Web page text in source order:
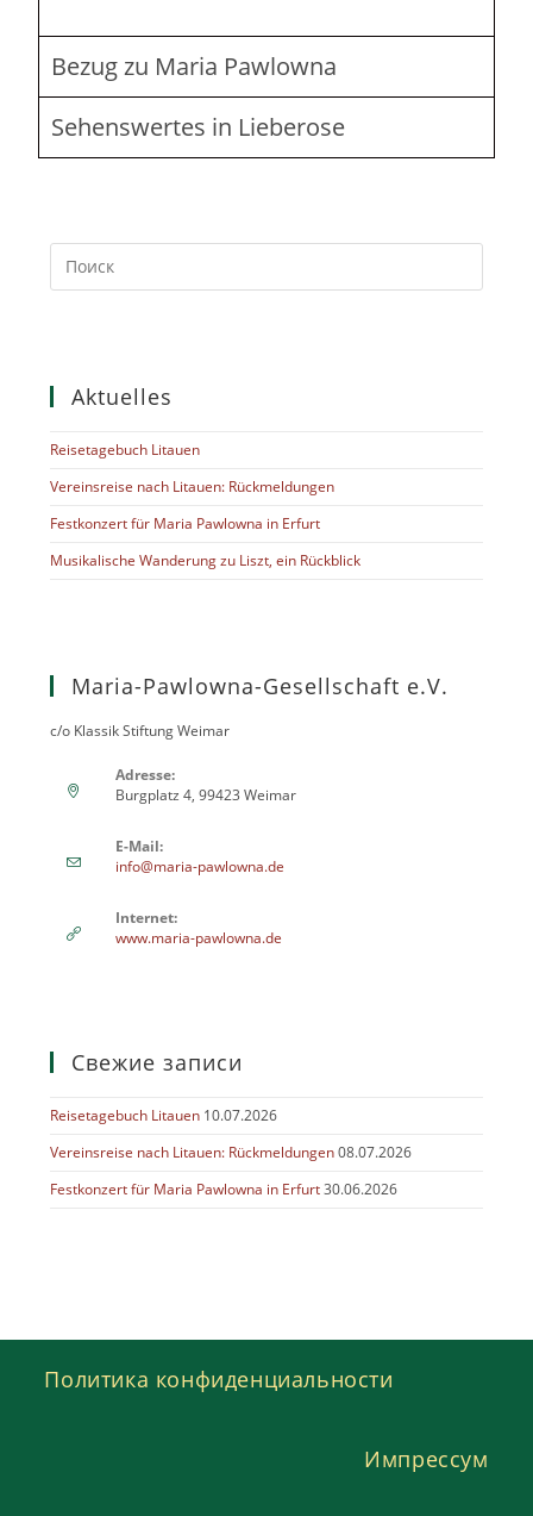
Bezug zu Maria Pawlowna
Sehenswertes in Lieberose
Aktuelles
Reisetagebuch Litauen
Vereinsreise nach Litauen: Rückmeldungen
Festkonzert für Maria Pawlowna in Erfurt
Musikalische Wanderung zu Liszt, ein Rückblick
Maria-Pawlowna-Gesellschaft e.V.
c/o Klassik Stiftung Weimar
Adresse:
Burgplatz 4, 99423 Weimar
E-Mail:
info@maria-pawlowna.de
Internet:
www.maria-pawlowna.de
Свежие записи
Reisetagebuch Litauen 10.07.2026
Vereinsreise nach Litauen: Rückmeldungen 08.07.2026
Festkonzert für Maria Pawlowna in Erfurt 30.06.2026
Политика конфиденциальности
Импрессум